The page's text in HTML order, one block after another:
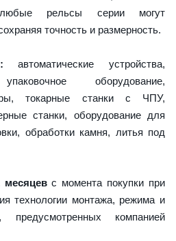
рельсы серии могут
точность и размерность.
автоматические устройства,
оборудование,
токарные станки с ЧПУ,
станки, оборудование для
обработки камня, литья под
месяцевс момента покупки при
технологии монтажа, режима и
предусмотренных компанией